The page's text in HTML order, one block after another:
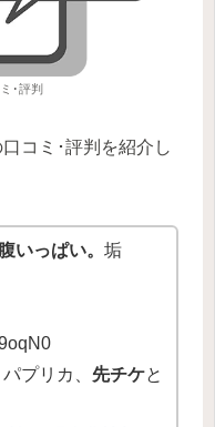
･評判
コミ･評判を紹介し
いっぱい。垢
プリカ、 先チケと